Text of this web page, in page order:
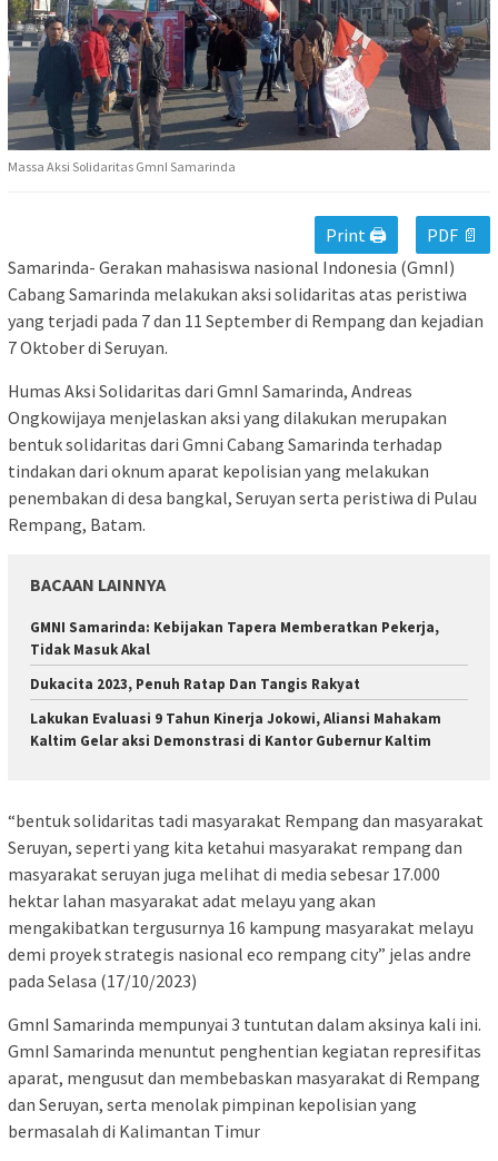
Massa Aksi Solidaritas GmnI Samarinda
Print 🖨
PDF 📄
Samarinda- Gerakan mahasiswa nasional Indonesia (GmnI)
Cabang Samarinda melakukan aksi solidaritas atas peristiwa
yang terjadi pada 7 dan 11 September di Rempang dan kejadian
7 Oktober di Seruyan.
Humas Aksi Solidaritas dari GmnI Samarinda, Andreas
Ongkowijaya menjelaskan aksi yang dilakukan merupakan
bentuk solidaritas dari Gmni Cabang Samarinda terhadap
tindakan dari oknum aparat kepolisian yang melakukan
penembakan di desa bangkal, Seruyan serta peristiwa di Pulau
Rempang, Batam.
BACAAN LAINNYA
GMNI Samarinda: Kebijakan Tapera Memberatkan Pekerja,
Tidak Masuk Akal
Dukacita 2023, Penuh Ratap Dan Tangis Rakyat
Lakukan Evaluasi 9 Tahun Kinerja Jokowi, Aliansi Mahakam
Kaltim Gelar aksi Demonstrasi di Kantor Gubernur Kaltim
“bentuk solidaritas tadi masyarakat Rempang dan masyarakat
Seruyan, seperti yang kita ketahui masyarakat rempang dan
masyarakat seruyan juga melihat di media sebesar 17.000
hektar lahan masyarakat adat melayu yang akan
mengakibatkan tergusurnya 16 kampung masyarakat melayu
demi proyek strategis nasional eco rempang city” jelas andre
pada Selasa (17/10/2023)
GmnI Samarinda mempunyai 3 tuntutan dalam aksinya kali ini.
GmnI Samarinda menuntut penghentian kegiatan represifitas
aparat, mengusut dan membebaskan masyarakat di Rempang
dan Seruyan, serta menolak pimpinan kepolisian yang
bermasalah di Kalimantan Timur